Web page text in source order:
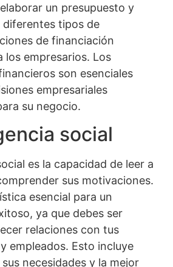
un presupuesto y
tipos de
de financiación
los empresarios. Los
son esenciales
empresariales
su negocio.
social
es la capacidad de leer a
sus motivaciones.
esencial para un
ya que debes ser
relaciones con tus
empleados. Esto incluye
necesidades y la mejor